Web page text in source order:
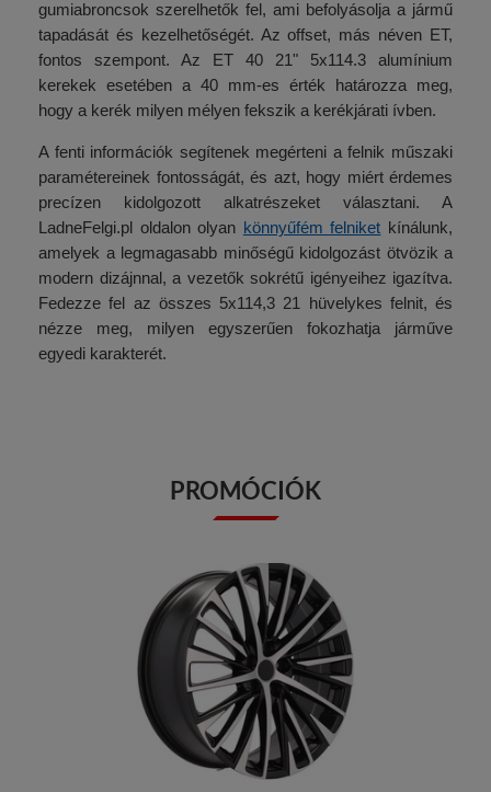
gumiabroncsok szerelhetők fel, ami befolyásolja a jármű
tapadását és kezelhetőségét. Az offset, más néven ET,
fontos szempont. Az ET 40 21" 5x114.3 alumínium
kerekek esetében a 40 mm-es érték határozza meg,
hogy a kerék milyen mélyen fekszik a kerékjárati ívben.
A fenti információk segítenek megérteni a felnik műszaki
paramétereinek fontosságát, és azt, hogy miért érdemes
precízen kidolgozott alkatrészeket választani. A
LadneFelgi.pl oldalon olyan könnyűfém felniket kínálunk,
amelyek a legmagasabb minőségű kidolgozást ötvözik a
modern dizájnnal, a vezetők sokrétű igényeihez igazítva.
Fedezze fel az összes 5x114,3 21 hüvelykes felnit, és
nézze meg, milyen egyszerűen fokozhatja járműve
egyedi karakterét.
PROMÓCIÓK